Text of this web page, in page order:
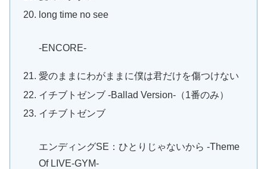
long time no see
-ENCORE-
愛のままにわがままに僕は君だけを傷つけない
イチブトゼンブ -Ballad Version-（1番のみ）
イチブトゼンブ
エンディングSE：ひとりじゃないから -Theme
Of LIVE-GYM-